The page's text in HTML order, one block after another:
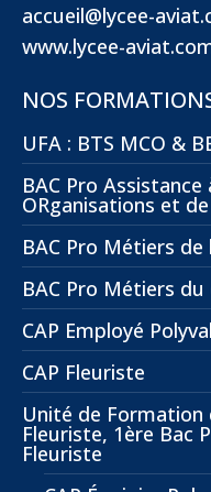
accueil@lycee-
www.lycee-
NOS
UFA : BTS MCO &
BAC Pro
ORganisations et
BAC Pro Métiers de
BAC Pro Métiers
CAP Employé
CAP Fleuriste
Unité de Formation
Fleuriste, 1ère Bac
Fleuriste